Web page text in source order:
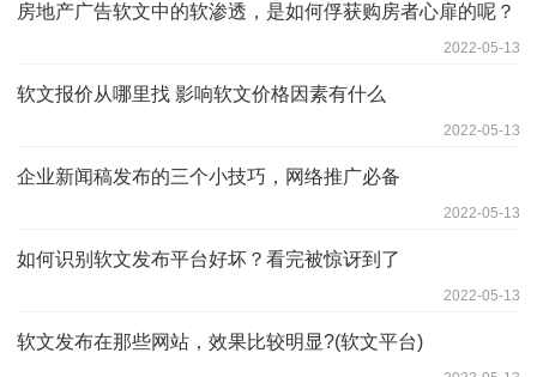
房地产广告软文中的软渗透，是如何俘获购房者心扉的呢？
2022-05-13
软文报价从哪里找 影响软文价格因素有什么
2022-05-13
企业新闻稿发布的三个小技巧，网络推广必备
2022-05-13
如何识别软文发布平台好坏？看完被惊讶到了
2022-05-13
软文发布在那些网站，效果比较明显?(软文平台)